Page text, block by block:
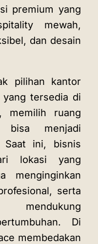
premium yang
mewah,
dan desain
pilihan kantor
tersedia di
memilih ruang
menjadi
Saat ini, bisnis
lokasi yang
menginginkan
serta
mendukung
Di
membedakan